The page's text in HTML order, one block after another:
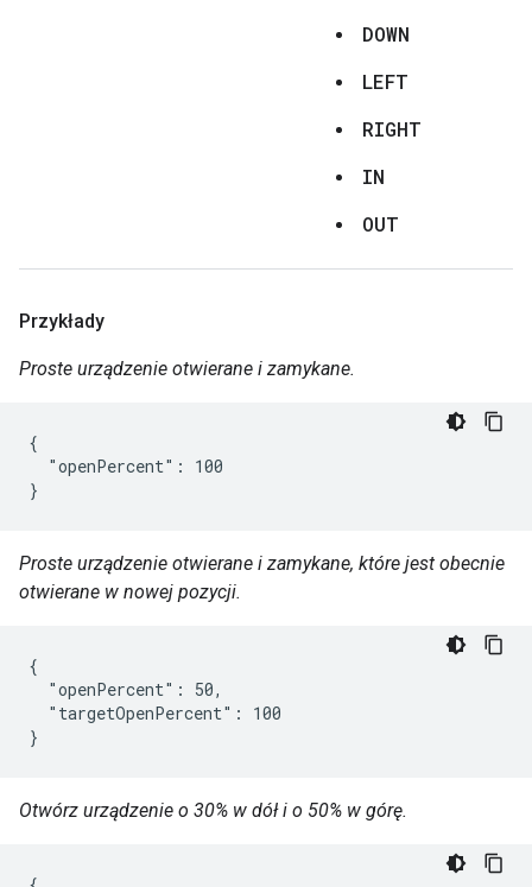
DOWN
LEFT
RIGHT
IN
OUT
Przykłady
Proste urządzenie otwierane i zamykane.
{
  "openPercent": 100
}
Proste urządzenie otwierane i zamykane, które jest obecnie
otwierane w nowej pozycji.
{
  "openPercent": 50,
  "targetOpenPercent": 100
}
Otwórz urządzenie o 30% w dół i o 50% w górę.